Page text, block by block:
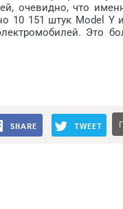
очевидно, что
10 151 штук Model
Это